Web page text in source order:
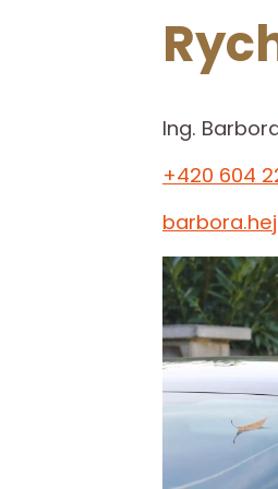
Ing.
+420 604